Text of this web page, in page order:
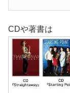
CDや著書は